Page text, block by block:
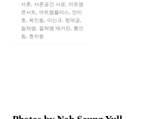
서촌, 서촌공간 서로, 아트엠
콘서트, 아트엠플러스, 안이
호, 옥인동, 이신규, 창덕궁,
컬쳐엠, 컬쳐엠 매거진, 통인
동, 효자동